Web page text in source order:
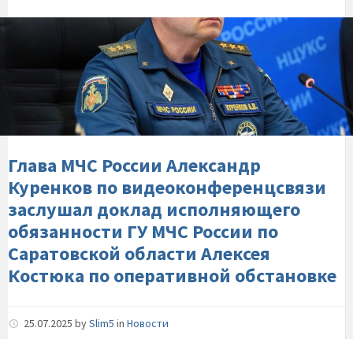
Глава-
МЧС-
России-
Александр-
Куренков-
по-
видеоконференцсвязи-
заслушал-
доклад-
исполняющего-
обязанности-
ГУ-
МЧС-
России-
Глава МЧС России Александр
Куренков по видеоконференцсвязи
заслушал доклад исполняющего
обязанности ГУ МЧС России по
Саратовской области Алексея
Костюка по оперативной обстановке
25.07.2025 bySlim5 in Новости